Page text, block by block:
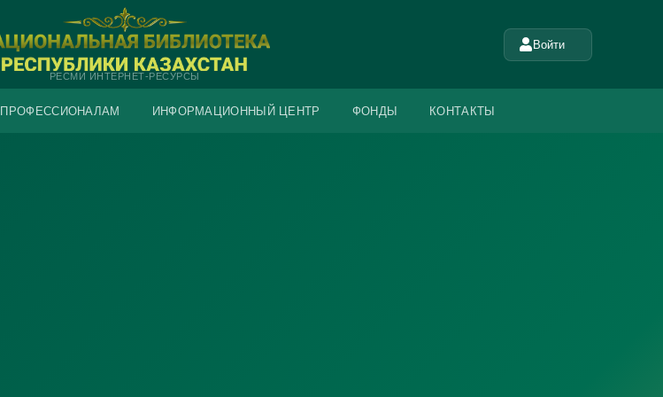
РЕСМИ ИНТЕРНЕТ-РЕСУРСЫ
Войти
ПРОФЕССИОНАЛАМ ИНФОРМАЦИОННЫЙ ЦЕНТР ФОНДЫ КОНТАКТЫ